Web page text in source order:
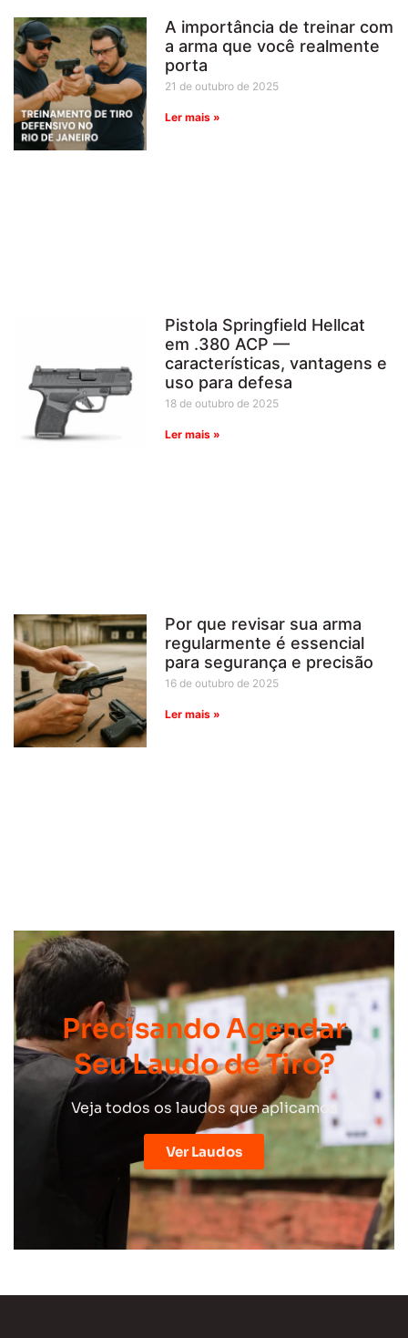
A importância de treinar com
a arma que você realmente
porta
21 de outubro de 2025
Ler mais »
Pistola Springfield Hellcat
em .380 ACP —
características, vantagens e
uso para defesa
18 de outubro de 2025
Ler mais »
Por que revisar sua arma
regularmente é essencial
para segurança e precisão
16 de outubro de 2025
Ler mais »
Precisando Agendar
Seu Laudo de Tiro?
Veja todos os laudos que aplicamos
Ver Laudos